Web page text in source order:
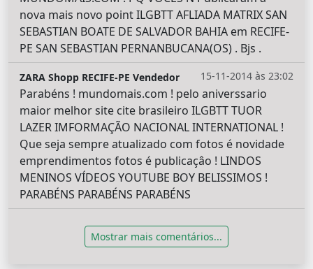
nova mais novo point ILGBTT AFLIADA MATRIX SAN
SEBASTIAN BOATE DE SALVADOR BAHIA em RECIFE-
PE SAN SEBASTIAN PERNANBUCANA(OS) . Bjs .
15-11-2014 às 23:02
ZARA Shopp RECIFE-PE Vendedor
Parabéns ! mundomais.com ! pelo aniverssario
maior melhor site cite brasileiro ILGBTT TUOR
LAZER IMFORMAÇÃO NACIONAL INTERNATIONAL !
Que seja sempre atualizado com fotos é novidade
emprendimentos fotos é publicaçâo ! LINDOS
MENINOS VÍDEOS YOUTUBE BOY BELISSIMOS !
PARABÉNS PARABÉNS PARABÉNS
Mostrar mais comentários...